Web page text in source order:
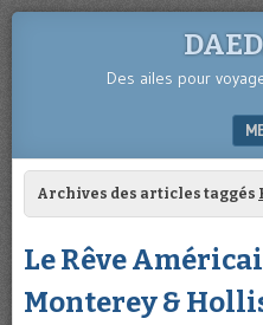
Des ailes pour
SKIP TO CONTENT
Archives des articles taggés
Le Rêve
Monterey &